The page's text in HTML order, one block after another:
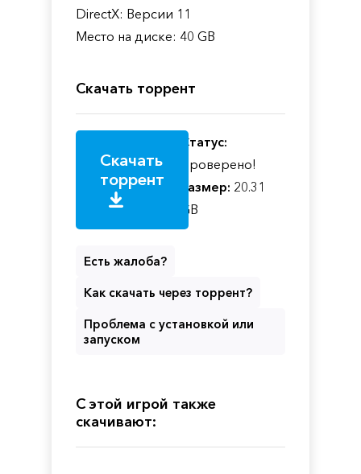
DirectX: Версии 11
Место на диске: 40 GB
Скачать торрент
Скачать
торрент
Статус:
Проверено!
Размер: 20.31
GB
Есть жалоба?
Как скачать через торрент?
Проблема с установкой или
запуском
С этой игрой также
скачивают: